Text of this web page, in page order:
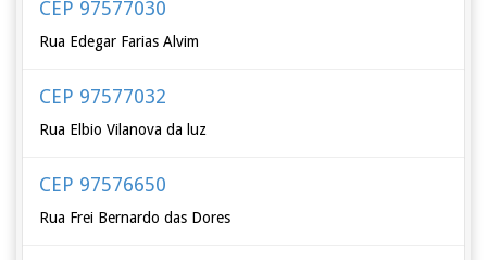
CEP 97577030
Rua Edegar Farias Alvim
CEP 97577032
Rua Elbio Vilanova da luz
CEP 97576650
Rua Frei Bernardo das Dores